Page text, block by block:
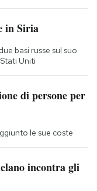
in Siria
basi russe sul suo
Uniti
di persone per
le sue coste
incontra gli